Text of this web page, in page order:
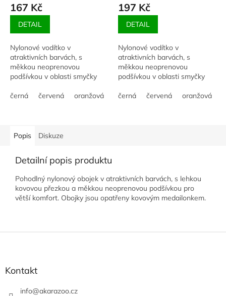
167 Kč
DETAIL
Nylonové vodítko v
atraktivních barvách, s
měkkou neoprenovou
podšívkou v oblasti smyčky
mm, délka 1 m.
černá červená oranžová růžová zelená tyrkysová
197 Kč
DETAIL
Nylonové vodítko v
atraktivních barvách, s
měkkou neoprenovou
podšívkou v oblasti smyčky
mm, délka 1 m.
černá červená oranžová
Popis Diskuze
Detailní popis produktu
Pohodlný nylonový obojek v atraktivních barvách, s lehkou
kovovou přezkou a měkkou neoprenovou podšívkou pro
větší komfort. Obojky jsou opatřeny kovovým medailonkem.
Z
Kontakt
info@akarazoo.cz